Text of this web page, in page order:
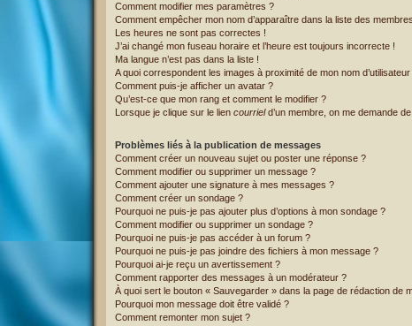
Comment modifier mes paramètres ?
Comment empêcher mon nom d’apparaître dans la liste des
Les heures ne sont pas correctes !
J’ai changé mon fuseau horaire et l’heure est toujours incorrecte !
Ma langue n’est pas dans la liste !
A quoi correspondent les images à proximité de mon nom d’utilisateur
Comment puis-je afficher un avatar ?
Qu’est-ce que mon rang et comment le modifier ?
Lorsque je clique sur le lien courrield’un membre, on me demande
Problèmes liés à la publication de messages
Comment créer un nouveau sujet ou poster une réponse ?
Comment modifier ou supprimer un message ?
Comment ajouter une signature à mes messages ?
Comment créer un sondage ?
Pourquoi ne puis-je pas ajouter plus d’options à mon sondage ?
Comment modifier ou supprimer un sondage ?
Pourquoi ne puis-je pas accéder à un forum ?
Pourquoi ne puis-je pas joindre des fichiers à mon message ?
Pourquoi ai-je reçu un avertissement ?
Comment rapporter des messages à un modérateur ?
À quoi sert le bouton « Sauvegarder » dans la page de rédaction de
Pourquoi mon message doit être validé ?
Comment remonter mon sujet ?